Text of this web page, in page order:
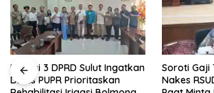
Komisi 3 DPRD Sulut Ingatkan
Dinas PUPR Prioritaskan
Soroti Gaji
Nakes